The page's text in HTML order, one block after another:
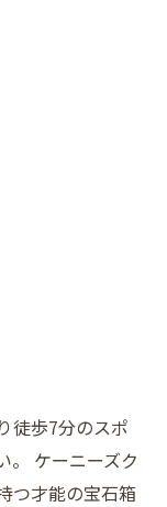
徒歩7分のスポ
。 ケーニーズク
つ才能の宝石箱